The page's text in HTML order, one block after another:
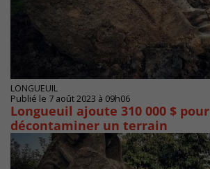
LONGUEUIL
Publié le 7 août 2023 à 09h06
Longueuil ajoute 310 000 $ pour
décontaminer un terrain